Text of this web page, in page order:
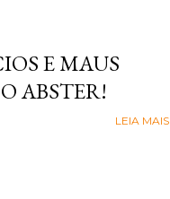
E MAUS
ABSTER!
LEIA MAIS